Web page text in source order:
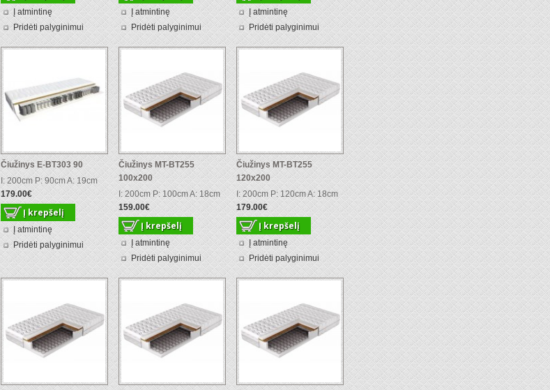
Į atmintinę
Pridėti palyginimui
Į atmintinę
Pridėti palyginimui
Į atmintinę
Pridėti palyginimui
Čiužinys E-BT303 90
I: 200cm P: 90cm A: 19cm
179.00€
Į atmintinę
Pridėti palyginimui
Čiužinys MT-BT255
100x200
I: 200cm P: 100cm A: 18cm
159.00€
Į atmintinę
Pridėti palyginimui
Čiužinys MT-BT255
120x200
I: 200cm P: 120cm A: 18cm
179.00€
Į atmintinę
Pridėti palyginimui